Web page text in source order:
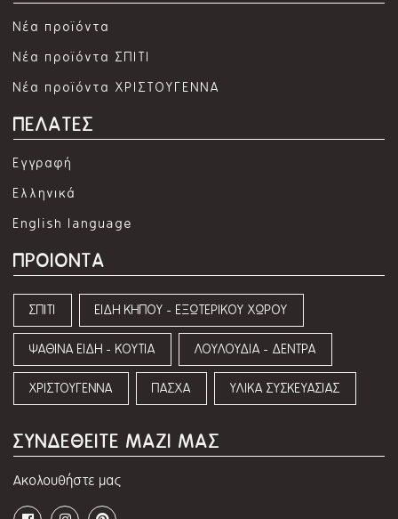
Νέα προϊόντα
Νέα προϊόντα ΣΠΙΤΙ
Νέα προϊόντα ΧΡΙΣΤΟΥΓΕΝΝΑ
ΠΕΛΑΤΕΣ
Εγγραφή
Ελληνικά
English language
ΠΡΟΙΟΝΤΑ
ΣΠΙΤΙ ΕΙΔΗ ΚΗΠΟΥ - ΕΞΩΤΕΡΙΚΟΥ ΧΩΡΟΥ
ΨΑΘΙΝΑ ΕΙΔΗ - ΚΟΥΤΙΑ ΛΟΥΛΟΥΔΙΑ - ΔΕΝΤΡΑ
ΧΡΙΣΤΟΥΓΕΝΝΑ ΠΑΣΧΑ ΥΛΙΚΑ ΣΥΣΚΕΥΑΣΙΑΣ
ΣΥΝΔΕΘΕΙΤΕ ΜΑΖΙ ΜΑΣ
Ακολουθήστε μας